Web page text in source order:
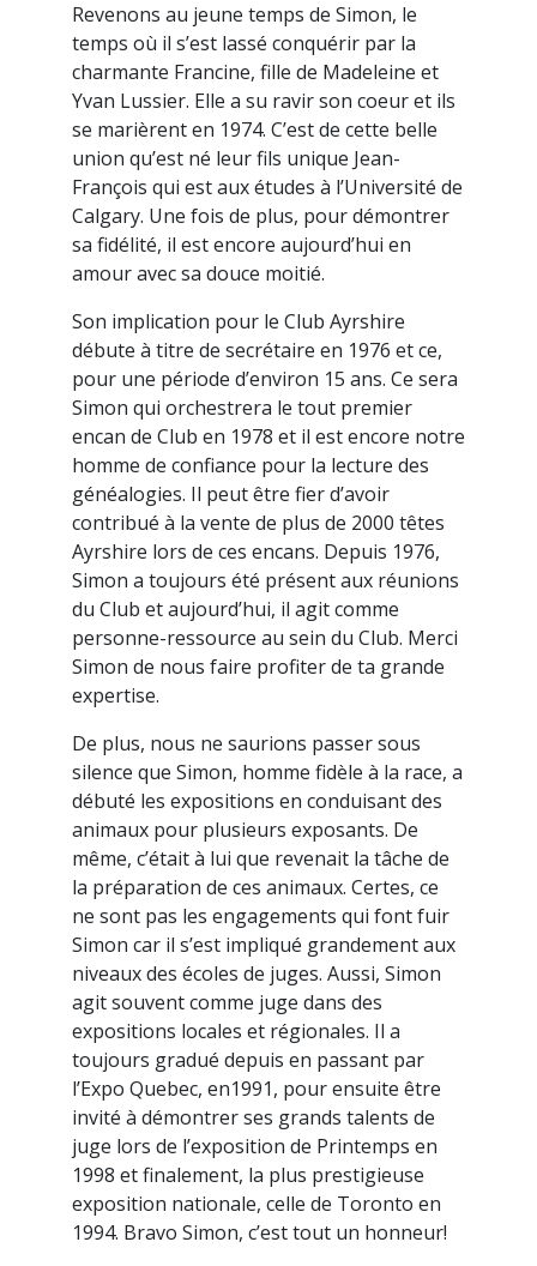
Revenons au jeune temps de Simon, le
temps où il s’est lassé conquérir par la
charmante Francine, fille de Madeleine et
Yvan Lussier. Elle a su ravir son coeur et ils
se marièrent en 1974. C’est de cette belle
union qu’est né leur fils unique Jean-
François qui est aux études à l’Université de
Calgary. Une fois de plus, pour démontrer
sa fidélité, il est encore aujourd’hui en
amour avec sa douce moitié.
Son implication pour le Club Ayrshire
débute à titre de secrétaire en 1976 et ce,
pour une période d’environ 15 ans. Ce sera
Simon qui orchestrera le tout premier
encan de Club en 1978 et il est encore notre
homme de confiance pour la lecture des
généalogies. Il peut être fier d’avoir
contribué à la vente de plus de 2000 têtes
Ayrshire lors de ces encans. Depuis 1976,
Simon a toujours été présent aux réunions
du Club et aujourd’hui, il agit comme
personne-ressource au sein du Club. Merci
Simon de nous faire profiter de ta grande
expertise.
De plus, nous ne saurions passer sous
silence que Simon, homme fidèle à la race, a
débuté les expositions en conduisant des
animaux pour plusieurs exposants. De
même, c’était à lui que revenait la tâche de
la préparation de ces animaux. Certes, ce
ne sont pas les engagements qui font fuir
Simon car il s’est impliqué grandement aux
niveaux des écoles de juges. Aussi, Simon
agit souvent comme juge dans des
expositions locales et régionales. Il a
toujours gradué depuis en passant par
l’Expo Quebec, en1991, pour ensuite être
invité à démontrer ses grands talents de
juge lors de l’exposition de Printemps en
1998 et finalement, la plus prestigieuse
exposition nationale, celle de Toronto en
1994. Bravo Simon, c’est tout un honneur!